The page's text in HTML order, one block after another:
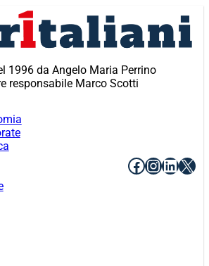
1996 da Angelo Maria Perrino
responsabile Marco Scotti
Facebook
X